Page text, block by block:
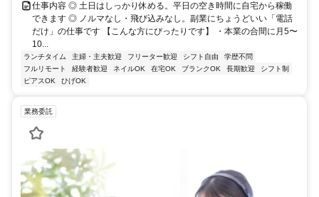
仕事内容 ◎ 土日はしっかり休める。平日の空き時間に自宅から稼働
できます ◎ ノルマなし・飛び込みなし。副業にちょうどいい「電話
だけ」の仕事です 【こんな方にぴったりです】 ・本業の合間に月5〜
10...
ランチタイム 主婦・主夫歓迎 フリーター歓迎 シフト自由
学歴不問
フルリモート
経験者歓迎 ネイルOK 在宅OK ブランクOK 長期歓迎
シフト制
ピアスOK
ひげOK
業務委託